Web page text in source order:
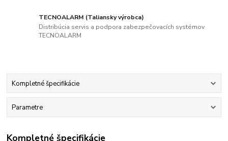
TECNOALARM (Taliansky výrobca)
Distribúcia servis a podpora zabezpečovacích systémov
TECNOALARM
Kompletné špecifikácie
Parametre
Kompletné špecifikácie